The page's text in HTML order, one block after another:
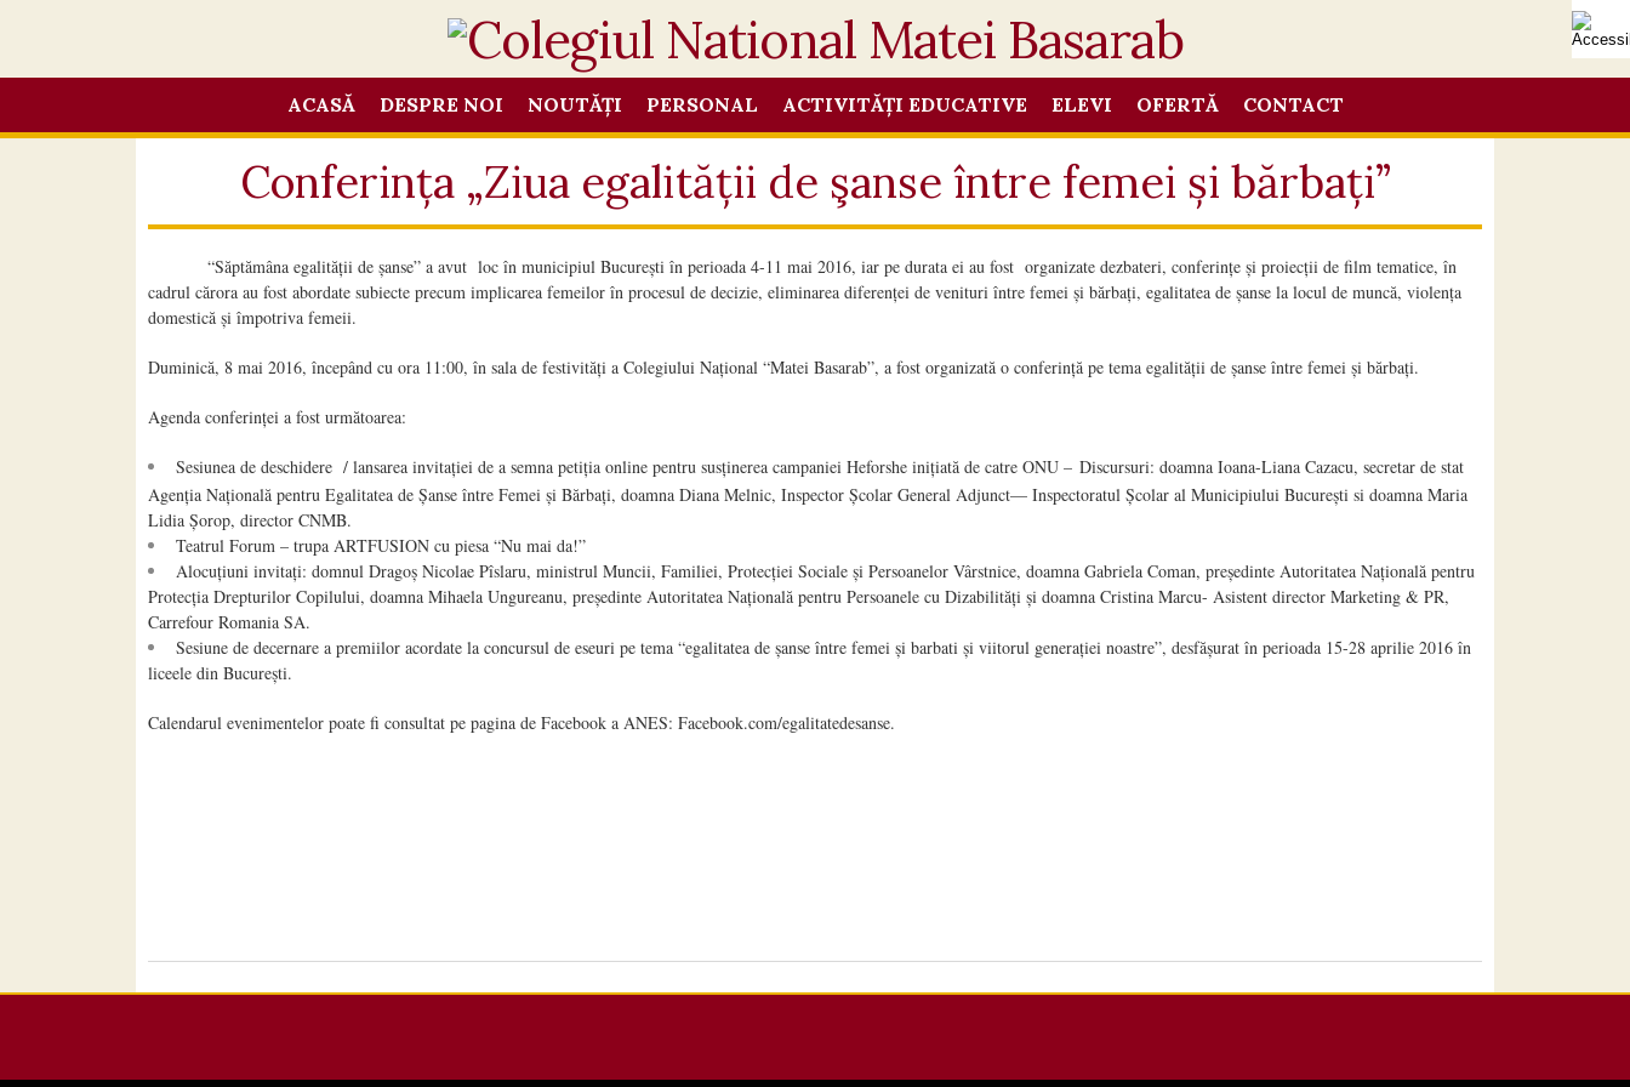
ACASĂ DESPRE NOI NOUTĂȚI PERSONAL ACTIVITĂȚI EDUCATIVE ELEVI OFERTĂ CONTACT
Conferința „Ziua egalității de şanse între femei și bărbați”
“Săptămâna egalității de șanse” a avut loc în municipiul București în perioada 4-11 mai 2016, iar pe durata ei au fost organizate dezbateri, conferințe și proiecții de film tematice, în
cadrul cărora au fost abordate subiecte precum implicarea femeilor în procesul de decizie, eliminarea diferenței de venituri între femei și bărbați, egalitatea de șanse la locul de muncă, violența
domestică și împotriva femeii.
Duminică, 8 mai 2016, începând cu ora 11:00, în sala de festivități a Colegiului Național “Matei Basarab”, a fost organizată o conferință pe tema egalității de șanse între femei și bărbați.
Agenda conferinței a fost următoarea:
Sesiunea de deschidere / lansarea invitației de a semna petiția online pentru susținerea campaniei Heforshe inițiată de catre ONU – Discursuri: doamna Ioana-Liana Cazacu, secretar de stat
Agenția Națională pentru Egalitatea de Șanse între Femei și Bărbați, doamna Diana Melnic, Inspector Școlar General Adjunct— Inspectoratul Școlar al Municipiului București si doamna Maria
Lidia Șorop, director CNMB.
Teatrul Forum – trupa ARTFUSION cu piesa “Nu mai da!”
Alocuțiuni invitați: domnul Dragoș Nicolae Pîslaru, ministrul Muncii, Familiei, Protecției Sociale și Persoanelor Vârstnice, doamna Gabriela Coman, președinte Autoritatea Națională pentru
Protecția Drepturilor Copilului, doamna Mihaela Ungureanu, președinte Autoritatea Națională pentru Persoanele cu Dizabilități şi doamna Cristina Marcu- Asistent director Marketing & PR,
Carrefour Romania SA.
Sesiune de decernare a premiilor acordate la concursul de eseuri pe tema “egalitatea de şanse între femei și barbati și viitorul generației noastre”, desfășurat în perioada 15-28 aprilie 2016 în
liceele din București.
Calendarul evenimentelor poate fi consultat pe pagina de Facebook a ANES: Facebook.com/egalitatedesanse.